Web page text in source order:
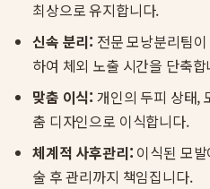
최상으로 유지합니다.
신속 분리: 전문 모낭분리팀
하여 체외 노출 시간을 단축
맞춤 이식: 개인의 두피 상태,
춤 디자인으로 이식합니다.
체계적 사후관리: 이식된 모
술 후 관리까지 책임집니다.